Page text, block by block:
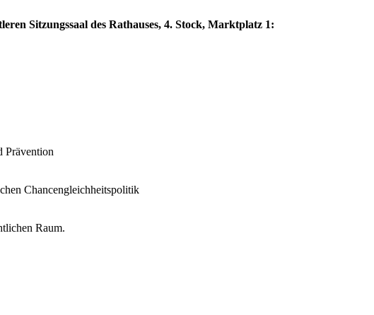
Sitzungssaal des Rathauses, 4. Stock, Marktplatz 1:
Prävention
Chancengleichheitspolitik
Raum.